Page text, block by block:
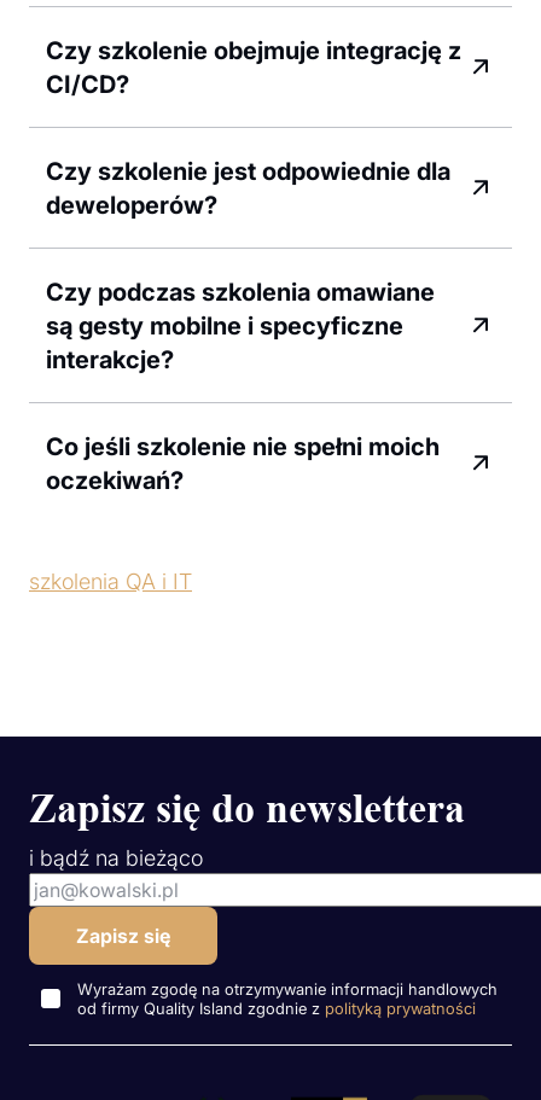
Czy szkolenie obejmuje integrację z
CI/CD?
Czy szkolenie jest odpowiednie dla
deweloperów?
Czy podczas szkolenia omawiane
są gesty mobilne i specyficzne
interakcje?
Co jeśli szkolenie nie spełni moich
oczekiwań?
szkolenia QA i IT
Zapisz się do newslettera
i bądź na bieżąco
Wyrażam zgodę na otrzymywanie informacji handlowych
od firmy Quality Island zgodnie z polityką prywatności